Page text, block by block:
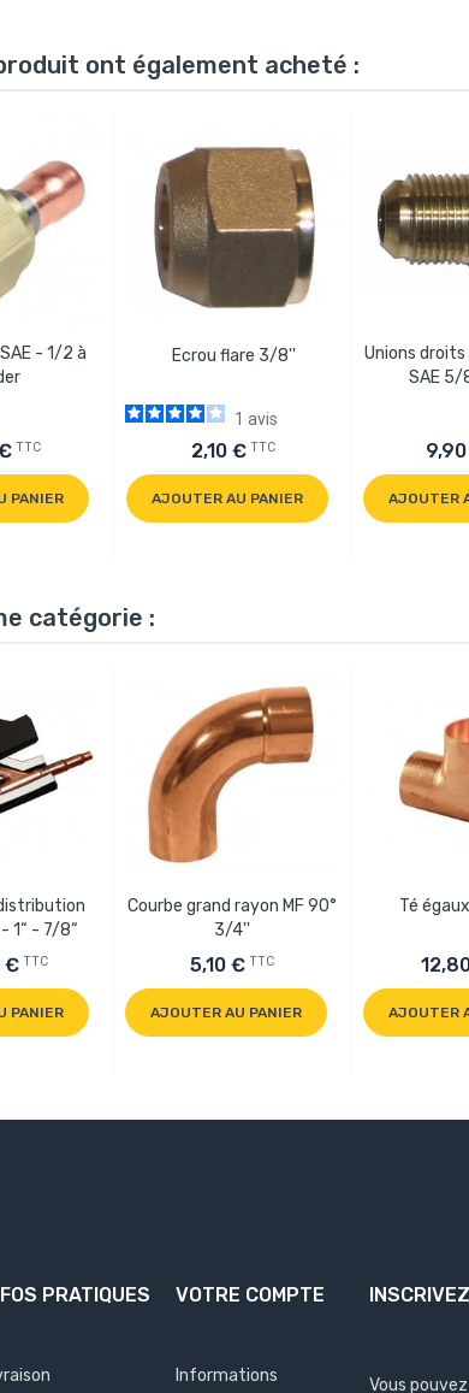
ont également acheté :
- 1/2 à
TTC
PANIER
Ecrou flare 3/8''
1 avis
2,10 € TTC
AJOUTER AU PANIER
Unions
SAE
AJOUTER
catégorie :
- 1“ - 7/8“
€ TTC
PANIER
Courbe grand rayon MF 90°
3/4''
5,10 € TTC
AJOUTER AU PANIER
Té
AJOUTER
PRATIQUES VOTRE COMPTE
Informations Vous